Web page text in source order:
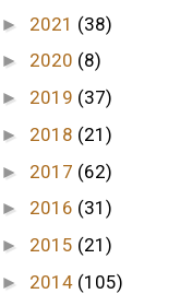
► 2021 (38)
► 2020 (8)
► 2019 (37)
► 2018 (21)
► 2017 (62)
► 2016 (31)
► 2015 (21)
► 2014 (105)